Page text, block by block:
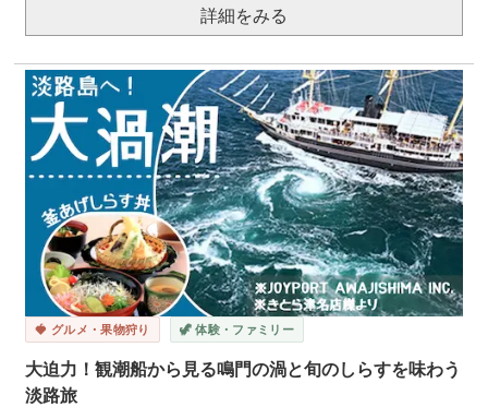
詳細をみる
🍓 グルメ・果物狩り 🦖 体験・ファミリー
大迫力！観潮船から見る鳴門の渦と旬のしらすを味わう
淡路旅